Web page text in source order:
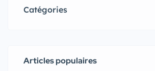
Catégories
Articles populaires